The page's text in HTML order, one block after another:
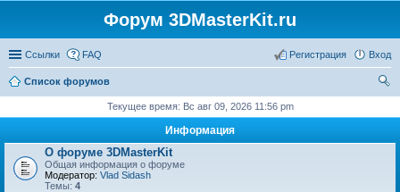
Форум 3DMasterKit.ru
Ссылки FAQ Вход
Регистрация
Список форумов
Текущее время: Вс авг 09, 2026 11:56 pm
Информация
О форуме 3DMasterKit
Общая информация о форуме
Модератор: Vlad Sidash
Темы: 4